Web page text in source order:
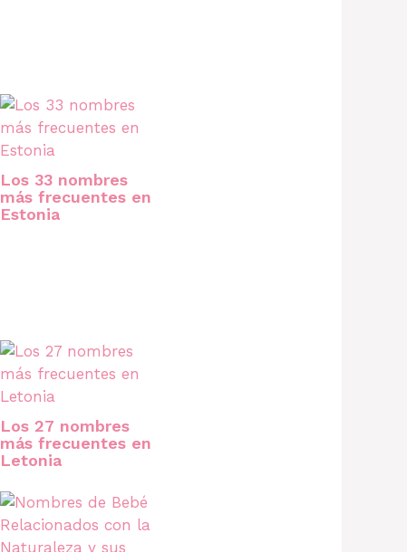
Los 33 nombres
más frecuentes en
Estonia
Los 27 nombres
más frecuentes en
Letonia